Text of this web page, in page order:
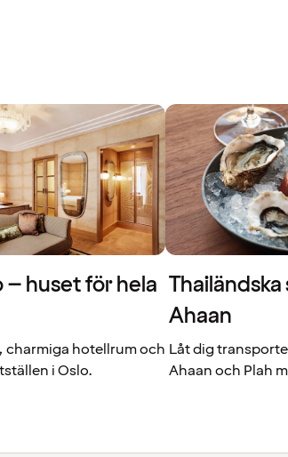
huset för hela
charmiga hotellrum och
i Oslo.
Ahaan
Låt dig
Ahaan och Plah